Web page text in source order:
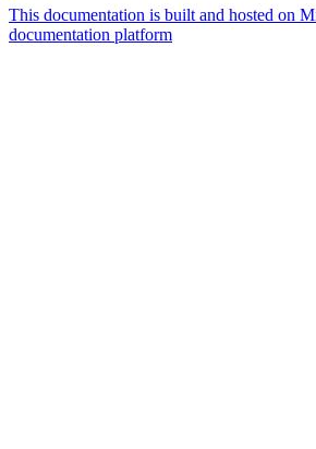
This documentation is built and hosted on
documentation platform